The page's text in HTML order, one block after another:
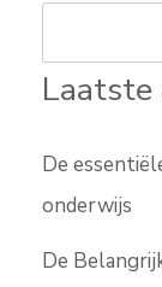
De
onderwijs
De